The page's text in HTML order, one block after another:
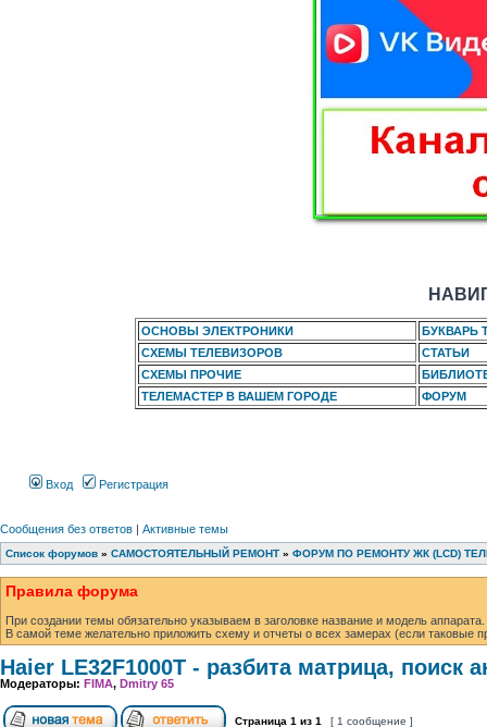
ОСНОВЫ ЭЛЕКТРОНИКИ
БУКВАРЬ
СХЕМЫ ТЕЛЕВИЗОРОВ
СТАТЬИ
СХЕМЫ ПРОЧИЕ
ТЕЛЕМАСТЕР В ВАШЕМ ГОРОДЕ
ФОРУМ
Вход Регистрация
Сообщения без ответов | Активные темы
Список форумов » САМОСТОЯТЕЛЬНЫЙ РЕМОНТ » ФОРУМ ПО РЕМОНТУ ЖК (LCD)
Правила форума
При создании темы обязательно указываем в заголовке название и модель аппарата.
В самой теме желательно приложить схему и отчеты о всех замерах (если таковые
Haier LE32F1000T - разбита матрица, поиск
Модераторы: FIMA, Dmitry 65
Страница 1 из 1 [ 1 сообщение ]